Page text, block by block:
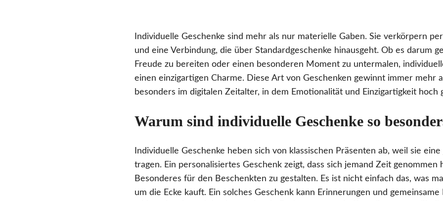
Individuelle Geschenke sind mehr als nur materielle Gaben. Sie verkörpern
und eine Verbindung, die über Standardgeschenke hinausgeht. Ob es darum
Freude zu bereiten oder einen besonderen Moment zu untermalen,
einen einzigartigen Charme. Diese Art von Geschenken gewinnt immer mehr
besonders im digitalen Zeitalter, in dem Emotionalität und Einzigartigkeit hoch
Warum sind individuelle Geschenke so
Individuelle Geschenke heben sich von klassischen Präsenten ab, weil sie eine
tragen. Ein personalisiertes Geschenk zeigt, dass sich jemand Zeit genommen
Besonderes für den Beschenkten zu gestalten. Es ist nicht einfach das, was
um die Ecke kauft. Ein solches Geschenk kann Erinnerungen und gemeinsame